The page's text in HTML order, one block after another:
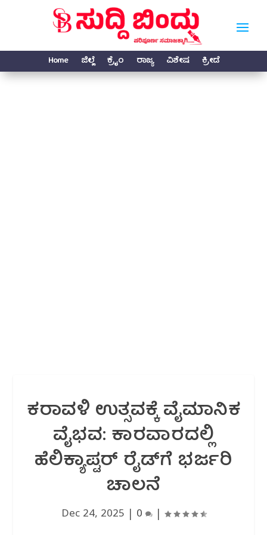
Home ಜಿಲ್ಲೆ ಕ್ರೈಂ ರಾಜ್ಯ ವಿಶೇಷ ಕ್ರೀಡೆ
ಕರಾವಳಿ ಉತ್ಸವಕ್ಕೆ ವೈಮಾನಿಕ
ವೈಭವ: ಕಾರವಾರದಲ್ಲಿ
ಹೆಲಿಕ್ಯಾಪ್ಟರ್ ರೈಡ್‌ಗೆ ಭರ್ಜರಿ
ಚಾಲನೆ
Dec 24, 2025 0 |